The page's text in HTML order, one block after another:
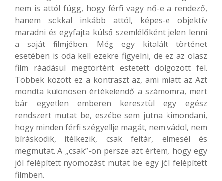
nem is attól függ, hogy férfi vagy nő-e a rendező,
hanem sokkal inkább attól, képes-e objektív
maradni és egyfajta külső szemlélőként jelen lenni
a saját filmjében. Még egy kitalált történet
esetében is oda kell ezekre figyelni, de ez az olasz
film ráadásul megtörtént estetett dolgozott fel.
Többek között ez a kontraszt az, ami miatt az Azt
mondta különösen értékelendő a számomra, mert
bár egyetlen emberen keresztül egy egész
rendszert mutat be, eszébe sem jutna kimondani,
hogy minden férfi szégyellje magát, nem vádol, nem
bíráskodik, ítélkezik, csak feltár, elmesél és
megmutat. A „csak”-on persze azt értem, hogy egy
jól felépített nyomozást mutat be egy jól felépített
filmben.